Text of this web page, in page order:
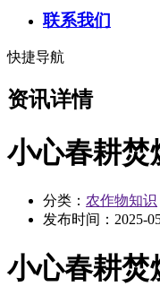
联系我们
快捷导航
资讯详情
小心春耕焚
分类： 农作物知识
发布时间： 2025-
小心春耕焚